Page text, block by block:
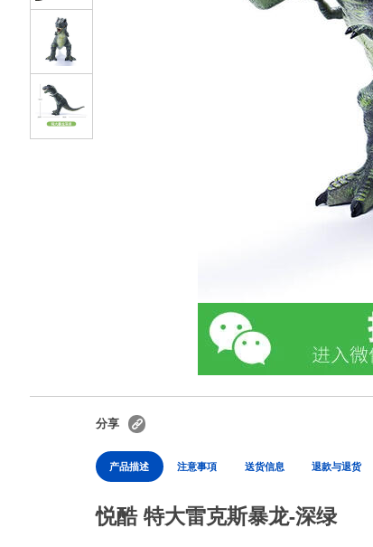
分享
产品描述 注意事項 送货信息 退款与退货
悦酷 特大雷克斯暴龙-深绿